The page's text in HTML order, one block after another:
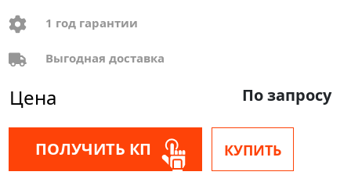
1 год гарантии
Выгодная доставка
Цена По запросу
ПОЛУЧИТЬ КП КУПИТЬ